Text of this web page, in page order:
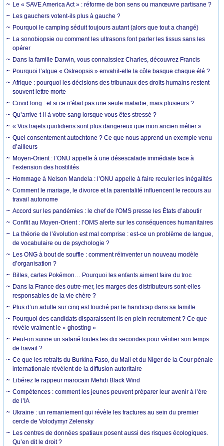
Le « SAVE America Act » : réforme de bon sens ou manœuvre partisane ?
Les gauchers votent-ils plus à gauche ?
Pourquoi le camping séduit toujours autant (alors que tout a changé)
La sonobiopsie ou comment les ultrasons font parler les tissus sans les
opérer
Dans la famille Darwin, vous connaissiez Charles, découvrez Francis
Pourquoi l’algue « Ostreopsis » envahit-elle la côte basque chaque été ?
Afrique : pourquoi les décisions des tribunaux des droits humains restent
souvent lettre morte
Covid long : et si ce n'était pas une seule maladie, mais plusieurs ?
Qu’arrive-t-il à votre sang lorsque vous êtes stressé ?
« Vos trajets quotidiens sont plus dangereux que mon ancien métier »
Quel consentement autochtone ? Ce que nous apprend un exemple venu
d’ailleurs
Moyen-Orient : l’ONU appelle à une désescalade immédiate face à
l’extension des hostilités
Hommage à Nelson Mandela : l’ONU appelle à faire reculer les inégalités
Comment le mariage, le divorce et la parentalité influencent le recours au
travail autonome
Accord sur les pandémies : le chef de l'OMS presse les États d’aboutir
Conflit au Moyen-Orient : l’OMS alerte sur les conséquences humanitaires
La théorie de l’évolution est mal comprise : est-ce un problème de langue,
de vocabulaire ou de psychologie ?
Les ONG à bout de souffle : comment réinventer un nouveau modèle
d’organisation ?
Billes, cartes Pokémon… Pourquoi les enfants aiment faire du troc
Dans la France des outre-mer, les marges des distributeurs sont-elles
responsables de la vie chère ?
Plus d’un adulte sur cinq est touché par le handicap dans sa famille
Pourquoi des candidats disparaissent-ils en plein recrutement ? Ce que
révèle vraiment le « ghosting »
Peut-on suivre un salarié toutes les dix secondes pour vérifier son temps
de travail ?
Ce que les retraits du Burkina Faso, du Mali et du Niger de la Cour pénale
internationale révèlent de la diffusion autoritaire
Libérez le rappeur marocain Mehdi Black Wind
Compétences : comment les jeunes peuvent préparer leur avenir à l’ère
de l’IA
Ukraine : un remaniement qui révèle les fractures au sein du premier
cercle de Volodymyr Zelensky
Les centres de données spatiaux posent aussi des risques écologiques.
Qu’en dit le droit ?